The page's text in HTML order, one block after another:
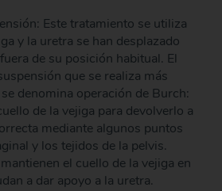
Este tratamiento se utiliza
y la uretra se han desplazado
de su posición habitual. El
que se realiza más
denomina operación de Burch:
de la vejiga para devolverlo a
mediante algunos puntos
y los tejidos de la pelvis.
el cuello de la vejiga en
a dar apoyo a la uretra.